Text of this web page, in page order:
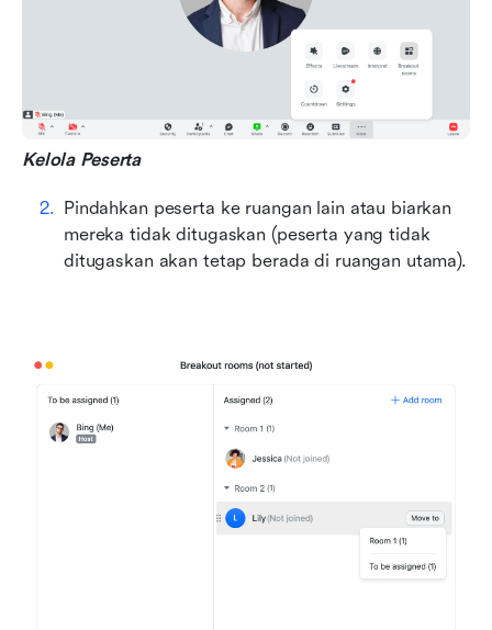
Kelola Peserta
Pindahkan peserta ke ruangan lain atau biarkan
mereka tidak ditugaskan (peserta yang tidak
ditugaskan akan tetap berada di ruangan utama).